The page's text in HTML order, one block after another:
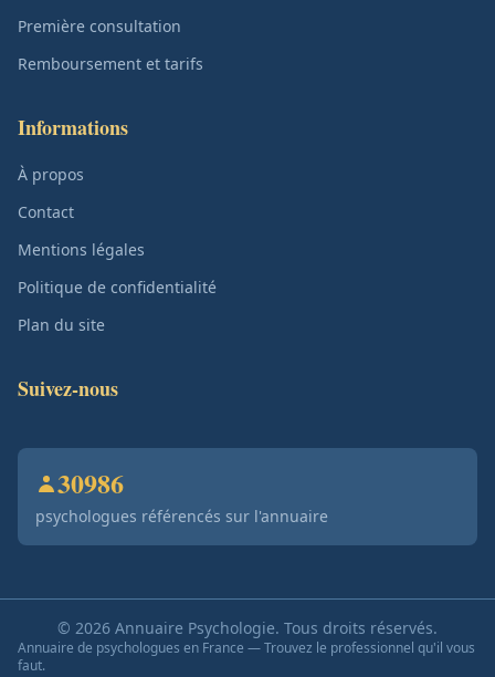
Première consultation
Remboursement et tarifs
Informations
À propos
Contact
Mentions légales
Politique de confidentialité
Plan du site
Suivez-nous
30986
psychologues référencés sur l'annuaire
© 2026 Annuaire Psychologie. Tous droits réservés.
Annuaire de psychologues en France — Trouvez le professionnel qu'il vous
faut.